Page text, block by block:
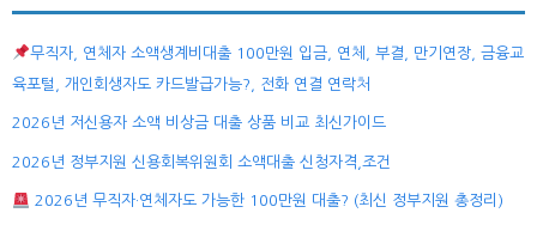
무직자, 연체자 소액생계비대출 100만원 입금, 연체, 부결, 만기연장, 금융교
육포털, 개인회생자도 카드발급가능?, 전화 연결 연락처
2026년 저신용자 소액 비상금 대출 상품 비교 최신가이드
2026년 정부지원 신용회복위원회 소액대출 신청자격,조건
2026년 무직자·연체자도 가능한 100만원 대출? (최신 정부지원 총정리)